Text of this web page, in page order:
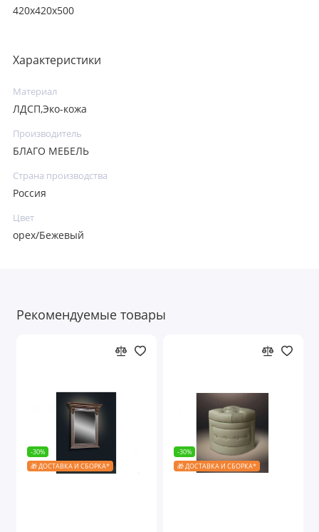
420х420х500
Характеристики
Материал
ЛДСП,Эко-кожа
Производитель
БЛАГО МЕБЕЛЬ
Страна производства
Россия
Цвет
орех/Бежевый
Рекомендуемые товары
-30%
🎁 ДОСТАВКА И СБОРКА*
-30%
🎁 ДОСТАВКА И СБОРКА*